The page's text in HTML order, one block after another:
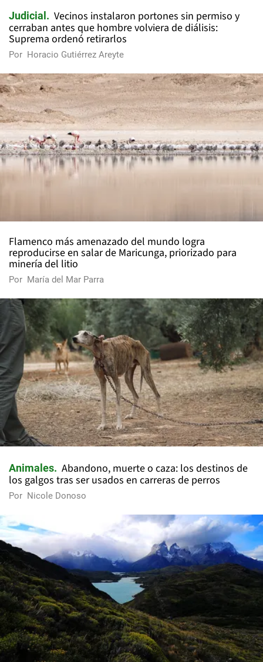
Judicial
Vecinos instalaron portones sin permiso y
cerraban antes que hombre volviera de diálisis:
Suprema ordenó retirarlos
Por Horacio Gutiérrez Areyte
Flamenco más amenazado del mundo logra
reproducirse en salar de Maricunga, priorizado para
minería del litio
Por María del Mar Parra
Animales
Abandono, muerte o caza: los destinos de
los galgos tras ser usados en carreras de perros
Por Nicole Donoso